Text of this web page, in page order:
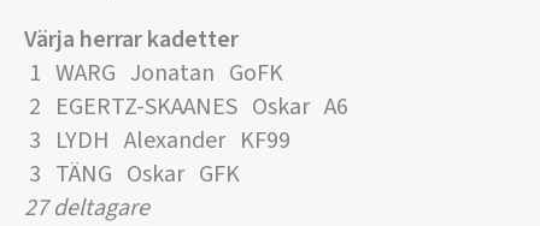
Värja herrar kadetter
1 WARG Jonatan GoFK
2 EGERTZ-SKAANES Oskar A6
3 LYDH Alexander KF99
3 TÄNG Oskar GFK
27 deltagare